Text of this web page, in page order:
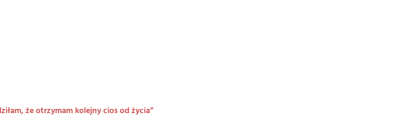
że otrzymam kolejny cios od życia”